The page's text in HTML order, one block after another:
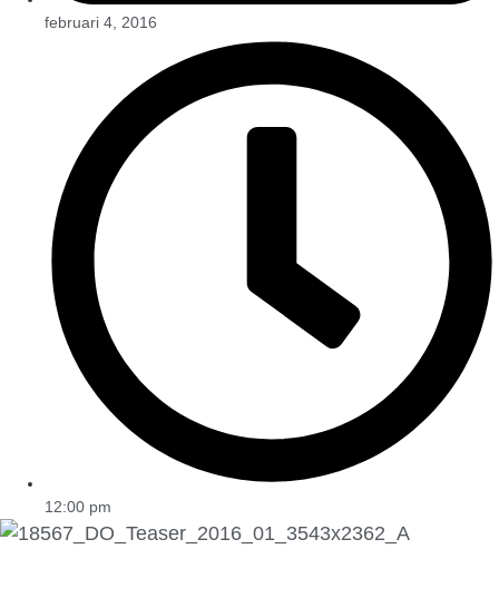
februari 4, 2016
12:00 pm